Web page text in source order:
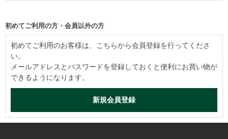
初めてご利用の方・会員以外の方
初めてご利用のお客様は、こちらから会員登録を行ってくださ
い。
メールアドレスとパスワードを登録しておくと便利にお買い物が
できるようになります。